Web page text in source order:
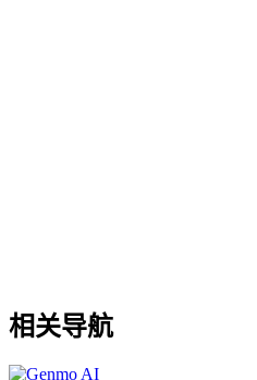
相关导航